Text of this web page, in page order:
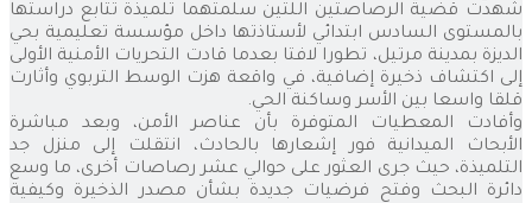
شهدت قضية الرصاصتين اللتين سلمتهما تلميذة تتابع دراستها
بالمستوى السادس ابتدائي لأستاذتها داخل مؤسسة تعليمية بحي
الديزة بمدينة مرتيل، تطورا لافتا بعدما قادت التحريات الأمنية الأولى
إلى اكتشاف ذخيرة إضافية، في واقعة هزت الوسط التربوي وأثارت
قلقا واسعا بين الأسر وساكنة الحي.
وأفادت المعطيات المتوفرة بأن عناصر الأمن، وبعد مباشرة
الأبحاث الميدانية فور إشعارها بالحادث، انتقلت إلى منزل جد
التلميذة، حيث جرى العثور على حوالي عشر رصاصات أخرى، ما وسع
دائرة البحث وفتح فرضيات جديدة بشأن مصدر الذخيرة وكيفية